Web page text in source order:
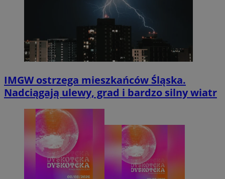
IMGW ostrzega mieszkańców Śląska.
Nadciągają ulewy, grad i bardzo silny wiatr